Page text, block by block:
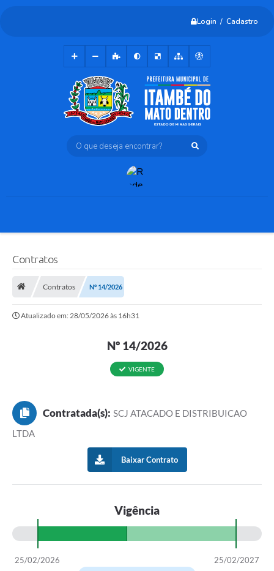
Login / Cadastro
O que deseja encontrar?
Contratos
Contratos Nº 14/2026
Atualizado em: 28/05/2026 às 16h31
Nº 14/2026
VIGENTE
Contratada(s): SCJ ATACADO E DISTRIBUICAO
LTDA
Baixar Contrato
Vigência
25/02/2026
25/02/2027